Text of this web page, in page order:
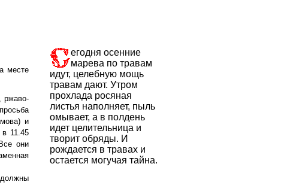
месте
ржаво-
и
11.45
они
егодня осенние
марева по травам
идут, целебную мощь
травам дают. Утром
прохлада росяная
листья наполняет, пыль
омывает, а в полдень
идет целительница и
творит обряды. И
рождается в травах и
остается могучая тайна.